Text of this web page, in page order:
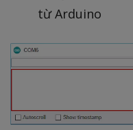
từ Arduino